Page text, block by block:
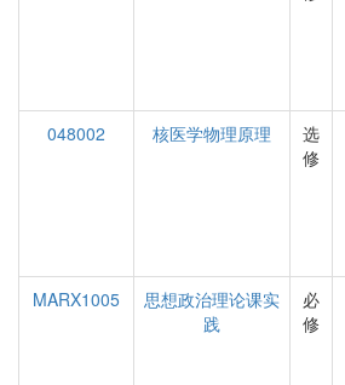
048002
核医学物理原理
选
修
MARX1005
思想政治理论课实
践
必
修